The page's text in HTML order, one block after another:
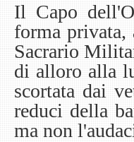
Il Capo
forma privata,
Sacrario
di alloro alla
scortata dai
reduci della
ma non